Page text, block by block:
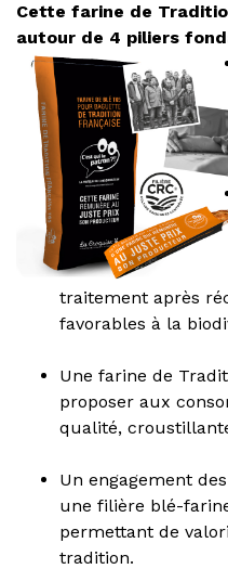
Cette farine de
autour de 4 piliers
traitement après
favorables à la
Une farine de
proposer aux
qualité,
Un engagement
une filière blé-
permettant de
tradition.